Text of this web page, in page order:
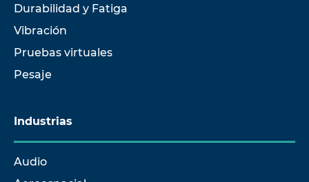
Durabilidad y Fatiga
Vibración
Pruebas virtuales
Pesaje
Industrias
Audio